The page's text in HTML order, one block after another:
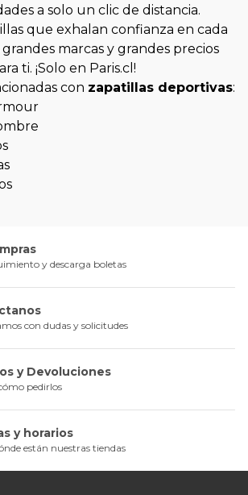
a solo un clic de distancia.
que exhalan confianza en cada
marcas y grandes precios
ti. ¡Solo en Paris.cl!
con zapatillas deportivas:
y descarga boletas
con dudas y solicitudes
y Devoluciones
pedirlos
y horarios
están nuestras tiendas